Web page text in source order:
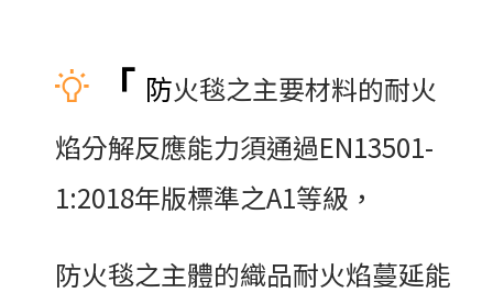
「 防火毯之主要材料的耐火
焰分解反應能力須通過EN13501-
1:2018年版標準之A1等級，
防火毯之主體的織品耐火焰蔓延能